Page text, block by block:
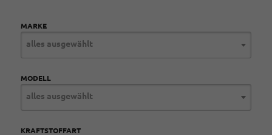
MARKE
alles ausgewählt
MODELL
alles ausgewählt
KRAFTSTOFFART